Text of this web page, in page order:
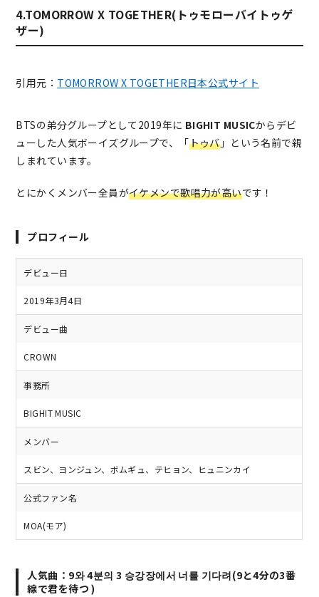
4.TOMORROW X TOGETHER(トゥモローバイトゥゲ
ザー)
引用元： TOMORROW X TOGETHER日本公式サイト
BTSの弟分グループとして2019年に BIGHIT MUSICからデビ
ューした人気ボーイズグループで、「トゥバ」という名前で親
しまれています。
とにかくメンバー全員がイケメンで歌唱力が高いです！
プロフィール
デビュー日
2019年3月4日
デビュー曲
CROWN
事務所
BIGHIT MUSIC
メンバー
スビン、ヨンジュン、ボムギュ、テヒョン、ヒュニンカイ
公式ファン名
MOA(モア)
人気曲：9와 4분의 3 승강장에서 너를 기다려(9と4分の3番
線で君を待つ )